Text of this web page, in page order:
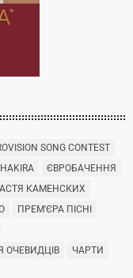
SONG CONTEST
ЄВРОБАЧЕННЯ
КАМЕНСКИХ
ПРЕМ'ЄРА ПІСНІ
ОЧЕВИДЦІВ
ЧАРТИ